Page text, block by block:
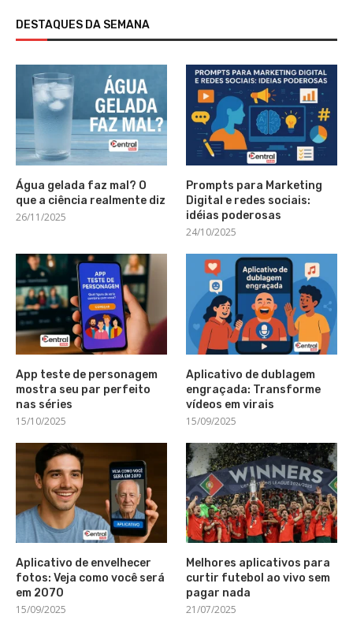
DESTAQUES DA SEMANA
Água gelada faz mal? O
que a ciência realmente diz
26/11/2025
Prompts para Marketing
Digital e redes sociais:
idéias poderosas
24/10/2025
App teste de personagem
mostra seu par perfeito
nas séries
15/10/2025
Aplicativo de dublagem
engraçada: Transforme
vídeos em virais
15/09/2025
Aplicativo de envelhecer
fotos: Veja como você será
em 2070
15/09/2025
Melhores aplicativos para
curtir futebol ao vivo sem
pagar nada
21/07/2025